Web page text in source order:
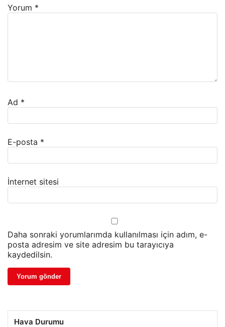
Yorum *
Ad *
E-posta *
İnternet sitesi
Daha sonraki yorumlarımda kullanılması için adım, e-
posta adresim ve site adresim bu tarayıcıya
kaydedilsin.
Hava Durumu